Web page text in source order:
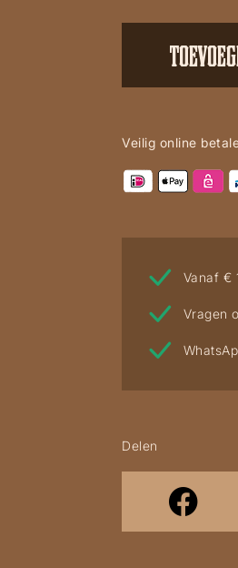
Veilig online
Vanaf €
Vragen
Delen